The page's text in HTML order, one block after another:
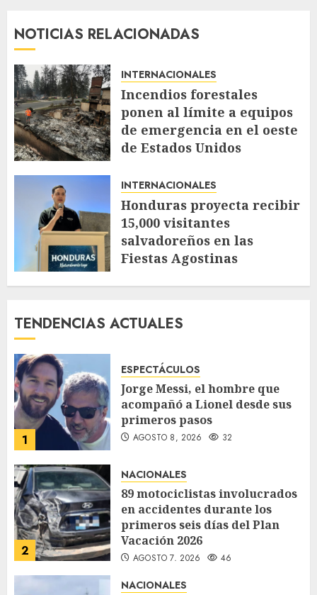
NOTICIAS RELACIONADAS
INTERNACIONALES
Incendios forestales
ponen al límite a equipos
de emergencia en el oeste
de Estados Unidos
INTERNACIONALES
Honduras proyecta recibir
15,000 visitantes
salvadoreños en las
Fiestas Agostinas
TENDENCIAS ACTUALES
1
ESPECTÁCULOS
Jorge Messi, el hombre que
acompañó a Lionel desde sus
primeros pasos
AGOSTO 8, 2026 32
2
NACIONALES
89 motociclistas involucrados
en accidentes durante los
primeros seis días del Plan
Vacación 2026
AGOSTO 7, 2026 46
NACIONALES